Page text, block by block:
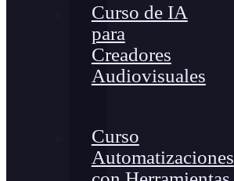
Curso de IA
para
Creadores
Audiovisuales
Curso
Automatizaciones